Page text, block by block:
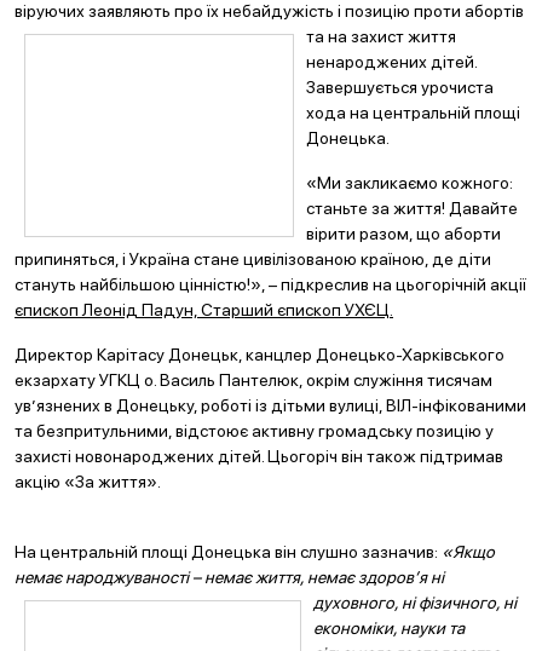
віруючих заявляють про їх небайдужість і позицію проти абортів
та на захист життя
ненароджених дітей.
Завершується урочиста
хода на центральній площі
Донецька.
«Ми закликаємо кожного:
станьте за життя! Давайте
вірити разом, що аборти
припиняться, і Україна стане цивілізованою країною, де діти
стануть найбільшою цінністю!», – підкреслив на цьогорічній акції
єпископ Леонід Падун, Старший єпископ УХЄЦ.
Директор Карітасу Донецьк, канцлер Донецько-Харківського
екзархату УГКЦ о. Василь Пантелюк, окрім служіння тисячам
ув’язнених в Донецьку, роботі із дітьми вулиці, ВІЛ-інфікованими
та безпритульними, відстоює активну громадську позицію у
захисті новонароджених дітей. Цьогоріч він також підтримав
акцію «За життя».
На центральній площі Донецька він слушно зазначив: «Якщо
немає народжуваності – немає життя, немаєздоров’я ні
духовного, ні фізичного, ні
економіки, науки та